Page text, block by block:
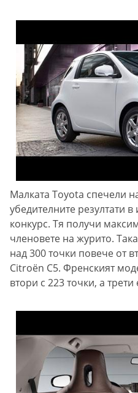
Малката Toyota спечели
убедителните резултати в
конкурс. Тя получи
членовете на журито.
над 300 точки повече от
Citroën C5. Френският
втори с 223 точки, а